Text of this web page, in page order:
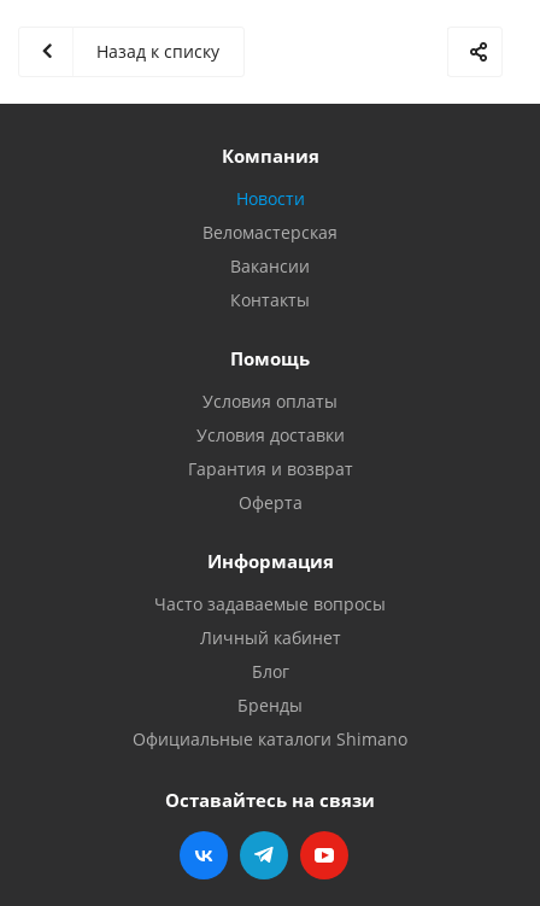
Назад к списку
Компания
Новости
Веломастерская
Вакансии
Контакты
Помощь
Условия оплаты
Условия доставки
Гарантия и возврат
Оферта
Информация
Часто задаваемые вопросы
Личный кабинет
Блог
Бренды
Официальные каталоги Shimano
Оставайтесь на связи